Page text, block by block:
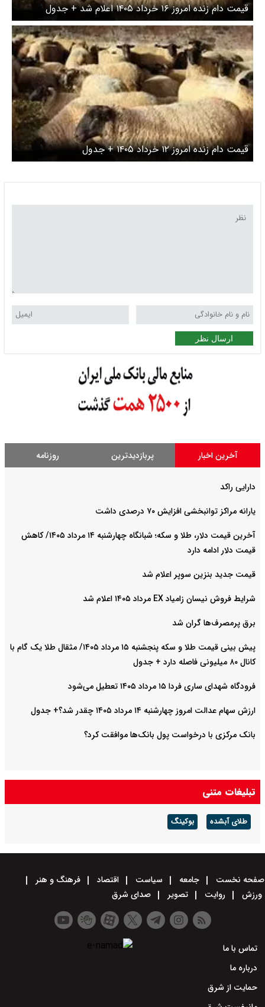
قیمت دام زنده امروز ۱۶ خرداد ۱۴۰۵ اعلام شد + جدول
قیمت دام زنده امروز ۱۲ خرداد ۱۴۰۵ + جدول
ارسال نظر
آخرین اخبار پربازدیدترین روزنامه
دارایی راکد
یارانه مراکز توانبخشی افزایش ۷۰ درصدی داشت
آخرین قیمت دلار، طلا و سکه؛ شبانگاه چهارشنبه ۱۴ مرداد ۱۴۰۵/ کاهش
قیمت دلار ادامه دارد
قیمت جدید بنزین سوپر اعلام شد
شرایط فروش نیسان زامیاد EX مرداد ۱۴۰۵ اعلام شد
برق پرمصرف‌ها گران شد
پیش‌ بینی قیمت طلا و سکه پنجشنبه ۱۵ مرداد ۱۴۰۵/ مثقال طلا یک گام با
کانال ۸۰ میلیونی فاصله دارد + جدول
فرودگاه شهدای ساری فردا ۱۵ مرداد ۱۴۰۵ تعطیل می‌شود
ارزش سهام عدالت امروز چهارشنبه ۱۴ مرداد ۱۴۰۵ چقدر شد؟+ جدول
بانک مرکزی با درخواست پول بانک‌ها موافقت کرد؟
تبلیغات متنی
طلای آبشده بوکینگ
صفحه نخست جامعه سیاست اقتصاد
فرهنگ و هنر
ورزش
روایت تصویر صدای شرق
تماس با ما
درباره ما
حمایت از شرق